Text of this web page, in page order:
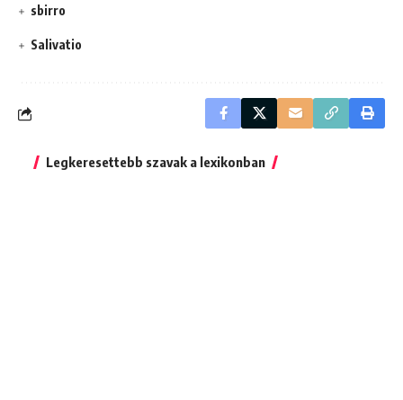
sbirro
Salivatio
Legkeresettebb szavak a lexikonban